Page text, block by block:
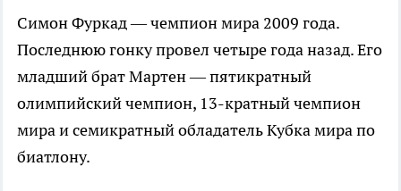
Симон Фуркад — чемпион мира 2009 года.
Последнюю гонку провел четыре года назад. Его
младший брат Мартен — пятикратный
олимпийский чемпион, 13-кратный чемпион
мира и семикратный обладатель Кубка мира по
биатлону.